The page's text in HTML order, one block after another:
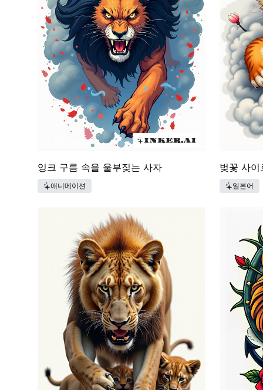
잉크 구름 속을 울부짖는 사자
애니메이션
벚꽃 사
일본어